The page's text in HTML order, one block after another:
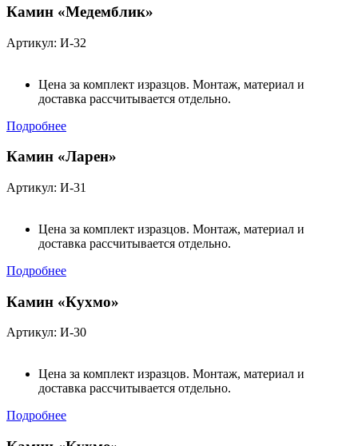
Камин «Медемблик»
Артикул: И-32
Цена за комплект изразцов. Монтаж, материал и
доставка рассчитывается отдельно.
Подробнее
Камин «Ларен»
Артикул: И-31
Цена за комплект изразцов. Монтаж, материал и
доставка рассчитывается отдельно.
Подробнее
Камин «Кухмо»
Артикул: И-30
Цена за комплект изразцов. Монтаж, материал и
доставка рассчитывается отдельно.
Подробнее